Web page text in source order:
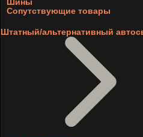
Сопутствующие товары
Штатный/альтернативный